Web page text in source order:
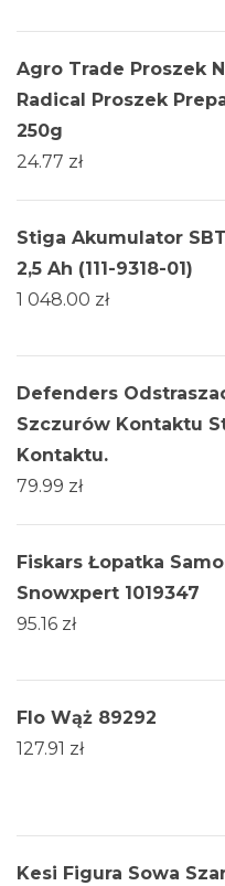
Agro Trade Proszek
Radical Proszek
250g
24.77 zł
Stiga Akumulator
2,5 Ah (111-9318-01)
1 048.00 zł
Defenders
Szczurów Kontaktu
Kontaktu.
79.99 zł
Fiskars Łopatka
Snowxpert 1019347
95.16 zł
Flo Wąż 89292
127.91 zł
Kesi Figura Sowa